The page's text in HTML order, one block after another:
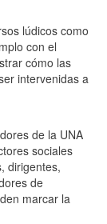
lúdicos como
con el
cómo las
intervenidas a
de la UNA
sociales
dirigentes,
de
marcar la